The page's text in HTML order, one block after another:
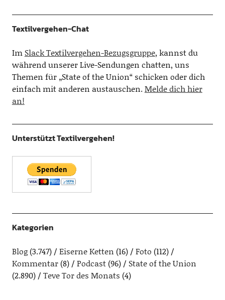
Textilvergehen-Chat
Im Slack Textilvergehen-Bezugsgruppe, kannst du
während unserer Live-Sendungen chatten, uns
Themen für „State of the Union“ schicken oder dich
einfach mit anderen austauschen.Melde dich hier
an!
Unterstützt Textilvergehen!
Kategorien
Blog(3.747) Eiserne Ketten (16) Foto (112)
Kommentar(8) Podcast(96)
State of the Union
(2.890)
Teve Tor des Monats (4)